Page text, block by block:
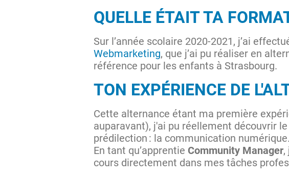
QUELLE ÉTAIT TA
Sur l’année scolaire 2020-2021, j’ai
Webmarketing, que j’ai pu réaliser en
référence pour les enfants à Strasbourg.
TON EXPÉRIENCE DE
Cette alternance étant ma première
auparavant), j'ai pu réellement découvrir
prédilection : la communication numérique.
En tant qu’apprentie Community Manager,
cours directement dans mes tâches